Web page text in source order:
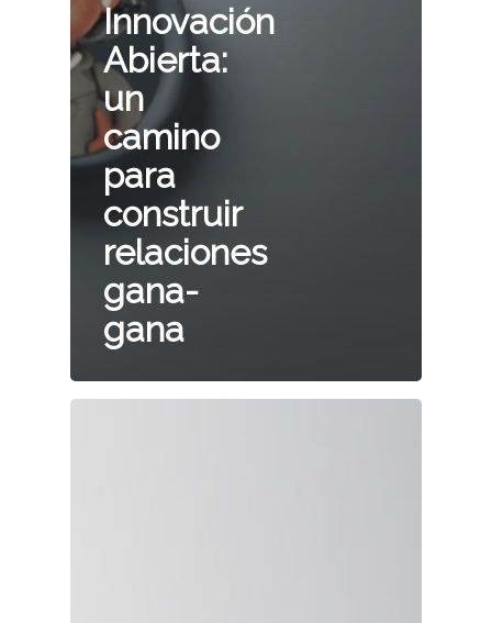
Innovación
Abierta:
un
camino
para
construir
relaciones
gana-
gana